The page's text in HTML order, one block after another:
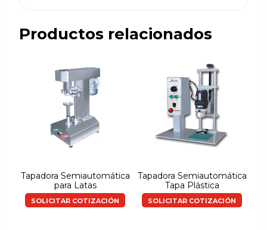
Productos relacionados
Tapadora Semiautomática
para Latas
SOLICITAR COTIZACIÓN
Tapadora Semiautomática
Tapa Plástica
SOLICITAR COTIZACIÓN